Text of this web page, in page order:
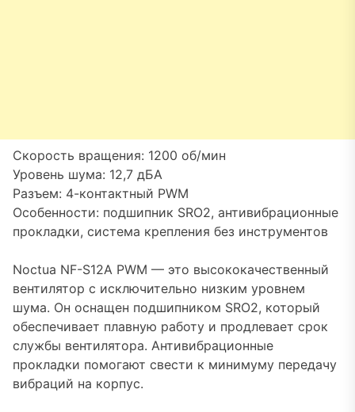
Скорость вращения: 1200 об/мин
Уровень шума: 12,7 дБА
Разъем: 4-контактный PWM
Особенности: подшипник SRO2, антивибрационные
прокладки, система крепления без инструментов
Noctua NF-S12A PWM — это высококачественный
вентилятор с исключительно низким уровнем
шума. Он оснащен подшипником SRO2, который
обеспечивает плавную работу и продлевает срок
службы вентилятора. Антивибрационные
прокладки помогают свести к минимуму передачу
вибраций на корпус.